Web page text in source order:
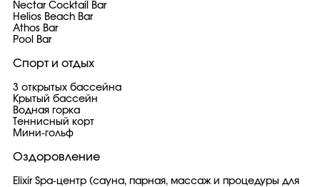
Nectar Cocktail Bar
Helios Beach Bar
Athos Bar
Pool Bar
Спорт и отдых
3 открытых бассейна
Крытый бассейн
Водная горка
Теннисный корт
Мини-гольф
Оздоровление
Elixir Spa-центр (сауна, парная, массаж и процедуры для